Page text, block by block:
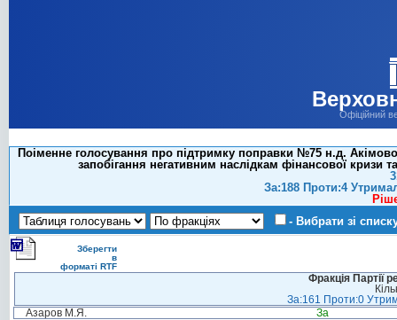
Офіційний
Поіменне голосування про підтримку поправки №75 н.д.
запобігання негативним наслідкам фінансової кризи
За:188 Проти:4
- Вибрати зі
Зберегти
в
форматі RTF
Фракція Партії
За:161 Проти:0
Азаров М.Я.
За